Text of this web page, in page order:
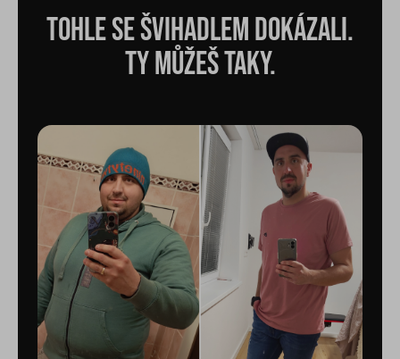
Tohle se švihadlem dokázali.
Ty můžeš taky.